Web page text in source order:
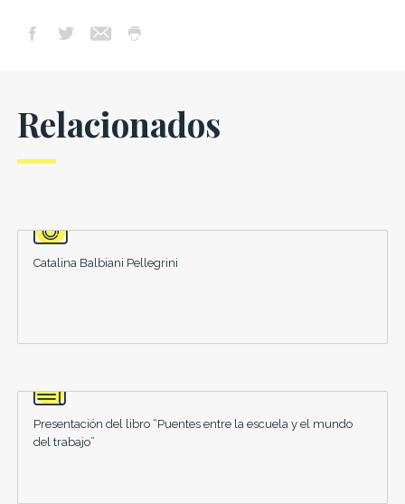
Relacionados
Catalina Balbiani Pellegrini
Presentación del libro “Puentes entre la escuela y el mundo
del trabajo”